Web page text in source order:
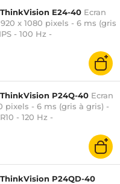
E24-40 Ecran
x 1080 pixels - 6 ms (gris
- 100 Hz -
- Pivot - Haut-parleurs -
P24Q-40 Ecran
pixels - 6 ms (gris à gris) -
- 120 Hz -
- Noir
P24QD-40